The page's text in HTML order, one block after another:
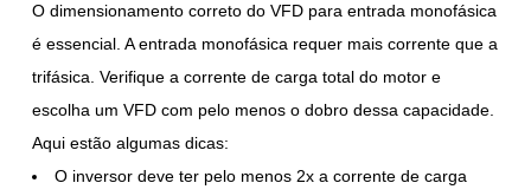
O dimensionamento correto do VFD para entrada monofásica
é essencial. A entrada monofásica requer mais corrente que a
trifásica. Verifique a corrente de carga total do motor e
escolha um VFD com pelo menos o dobro dessa capacidade.
Aqui estão algumas dicas:
O inversor deve ter pelo menos 2x a corrente de carga